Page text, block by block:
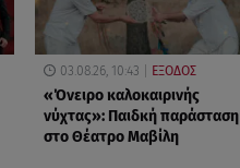
03.08.26, 10:43 ΕΞΟΔΟΣ
«Όνειρο καλοκαιρινής
νύχτας»: Παιδκή παράσταση
στο Θέατρο Μαβίλη